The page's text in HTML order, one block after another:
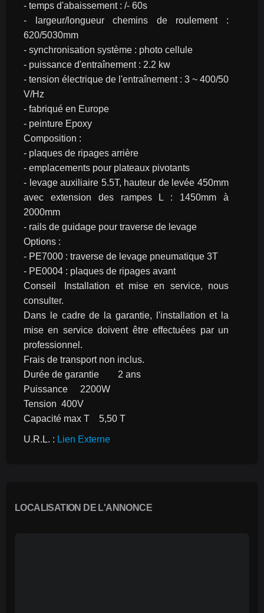
- temps d'abaissement : /- 60s
- largeur/longueur chemins de roulement :
620/5030mm
- synchronisation système : photo cellule
- puissance d'entraînement : 2.2 kw
- tension électrique de l'entraînement : 3 ~ 400/50
V/Hz
- fabriqué en Europe
- peinture Epoxy
Composition :
- plaques de ripages arrière
- emplacements pour plateaux pivotants
- levage auxiliaire 5.5T, hauteur de levée 450mm
avec extension des rampes L : 1450mm à
2000mm
- rails de guidage pour traverse de levage
Options :
- PE7000 : traverse de levage pneumatique 3T
- PE0004 : plaques de ripages avant
Conseil	Installation et mise en service, nous
consulter.
Dans le cadre de la garantie, l'installation et la
mise en service doivent être effectuées par un
professionnel.
Frais de transport non inclus.
Durée de garantie	2 ans
Puissance	2200W
Tension	400V
Capacité max T	5,50 T
U.R.L. : Lien Externe
LOCALISATION DE L'ANNONCE